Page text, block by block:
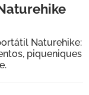
Naturehike:
piqueniques